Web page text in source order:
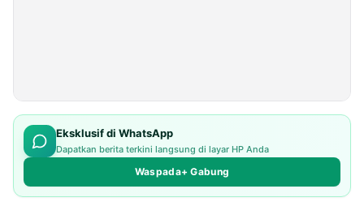
Eksklusif di WhatsApp
Dapatkan berita terkini langsung di layar HP Anda
Waspada+ Gabung